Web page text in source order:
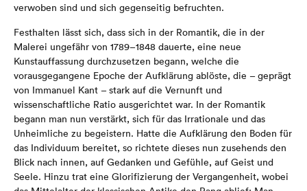
verwoben sind und sich gegenseitig befruchten.
Festhalten lässt sich, dass sich in der Romantik, die in der
Malerei ungefähr von 1789–1848 dauerte, eine neue
Kunstauffassung durchzusetzen begann, welche die
vorausgegangene Epoche der Aufklärung ablöste, die – geprägt
von Immanuel Kant – stark auf die Vernunft und
wissenschaftliche Ratio ausgerichtet war. In der Romantik
begann man nun verstärkt, sich für das Irrationale und das
Unheimliche zu begeistern. Hatte die Aufklärung den Boden für
das Individuum bereitet, so richtete dieses nun zusehends den
Blick nach innen, auf Gedanken und Gefühle, auf Geist und
Seele. Hinzu trat eine Glorifizierung der Vergangenheit, wobei